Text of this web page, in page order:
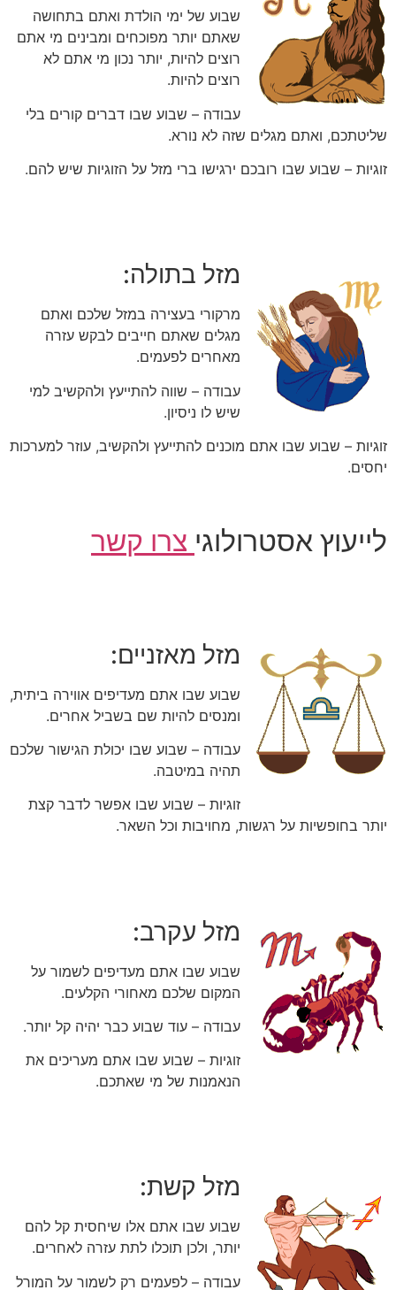
שבוע של ימי הולדת ואתם בתחושה
שאתם יותר מפוכחים ומבינים מי אתם
רוצים להיות, יותר נכון מי אתם לא
רוצים להיות.
עבודה – שבוע שבו דברים קורים בלי
שליטתכם, ואתם מגלים שזה לא נורא.
זוגיות – שבוע שבו רובכם ירגישו ברי מזל על הזוגיות שיש להם.
מזל בתולה:
מרקורי בעצירה במזל שלכם ואתם
מגלים שאתם חייבים לבקש עזרה
מאחרים לפעמים.
עבודה – שווה להתייעץ ולהקשיב למי
שיש לו ניסיון.
זוגיות – שבוע שבו אתם מוכנים להתייעץ ולהקשיב, עוזר למערכות
יחסים.
לייעוץ אסטרולוגי צרו קשר
מזל מאזניים:
שבוע שבו אתם מעדיפים אווירה ביתית,
ומנסים להיות שם בשביל אחרים.
עבודה – שבוע שבו יכולת הגישור שלכם
תהיה במיטבה.
זוגיות – שבוע שבו אפשר לדבר קצת
יותר בחופשיות על רגשות, מחויבות וכל השאר.
מזל עקרב:
שבוע שבו אתם מעדיפים לשמור על
המקום שלכם מאחורי הקלעים.
עבודה – עוד שבוע כבר יהיה קל יותר.
זוגיות – שבוע שבו אתם מעריכים את
הנאמנות של מי שאתכם.
מזל קשת:
שבוע שבו אתם אלו שיחסית קל להם
יותר, ולכן תוכלו לתת עזרה לאחרים.
עבודה – לפעמים רק לשמור על המורל